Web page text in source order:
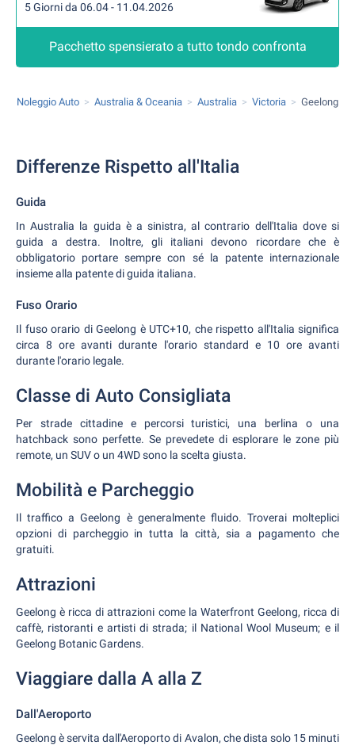
5 Giorni da 06.04 - 11.04.2026
Pacchetto spensierato a tutto tondo confronta
Noleggio Auto Australia & Oceania Australia Victoria Geelong
Differenze Rispetto all'Italia
Guida
In Australia la guida è a sinistra, al contrario dell'Italia dove si
guida a destra. Inoltre, gli italiani devono ricordare che è
obbligatorio portare sempre con sé la patente internazionale
insieme alla patente di guida italiana.
Fuso Orario
Il fuso orario di Geelong è UTC+10, che rispetto all'Italia significa
circa 8 ore avanti durante l'orario standard e 10 ore avanti
durante l'orario legale.
Classe di Auto Consigliata
Per strade cittadine e percorsi turistici, una berlina o una
hatchback sono perfette. Se prevedete di esplorare le zone più
remote, un SUV o un 4WD sono la scelta giusta.
Mobilità e Parcheggio
Il traffico a Geelong è generalmente fluido. Troverai molteplici
opzioni di parcheggio in tutta la città, sia a pagamento che
gratuiti.
Attrazioni
Geelong è ricca di attrazioni come la Waterfront Geelong, ricca di
caffè, ristoranti e artisti di strada; il National Wool Museum; e il
Geelong Botanic Gardens.
Viaggiare dalla A alla Z
Dall'Aeroporto
Geelong è servita dall'Aeroporto di Avalon, che dista solo 15 minuti